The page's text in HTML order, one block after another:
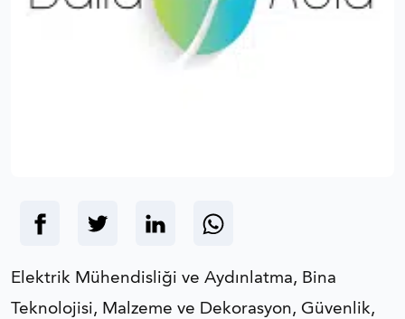
Elektrik Mühendisliği ve Aydınlatma, Bina
Teknolojisi, Malzeme ve Dekorasyon, Güvenlik,